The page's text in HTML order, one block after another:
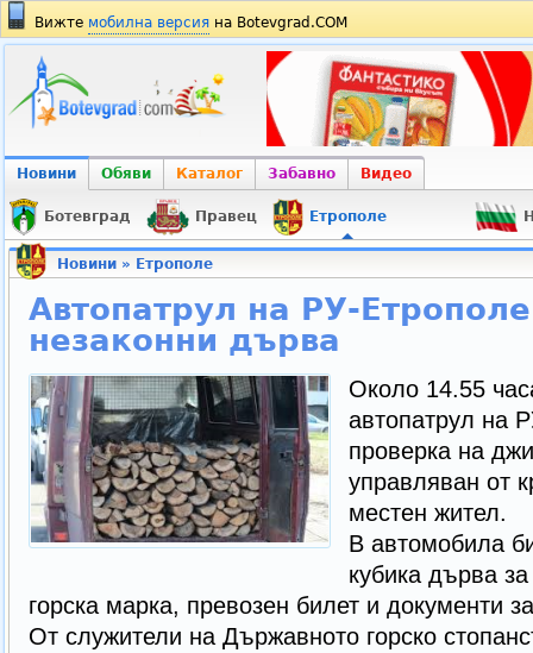
Вижте мобилна версия на Botevgrad.COM
Новини Обяви Каталог Забавно Видео
Ботевград Правец Етрополе
Новини» Етрополе
Автопатрул на РУ-
незаконни дърва
Около 14.55
автопатрул на
проверка на
управляван от
местен жител.
В автомобила
кубика дърва
горска марка, превозен билет и документи
От служители на Държавното горско